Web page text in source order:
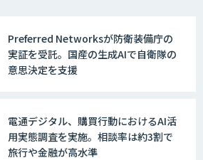
戦略策定から実装まで一気通貫のAIエー
ジェント開発
WARP NEXT
Preferred Networksが防衛装備庁の
実証を受託。国産の生成AIで自衛隊の
意思決定を支援
電通デジタル、購買行動におけるAI活
用実態調査を実施。相談率は約3割で
旅行や金融が高水準